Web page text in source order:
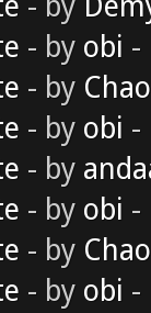
- by obi -
- by
- by obi -
- by
- by obi -
- by
- by obi -